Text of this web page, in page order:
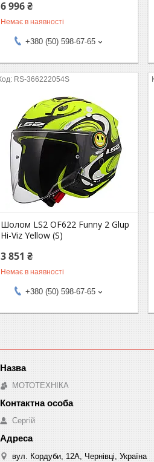
6 996 ₴
Немає в наявності
+380 (50) 598-67-65
RS-366222054S
Шолом LS2 OF622 Funny 2 Glup
Hi-Viz Yellow (S)
3 851 ₴
Немає в наявності
+380 (50) 598-67-65
МОТОТЕХНІКА
Сергій
вул. Кордуби, 12А, Чернівці, Україна